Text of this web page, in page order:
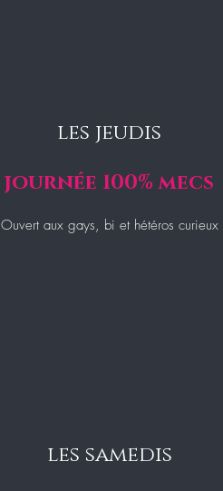
les jeudis
journée 100% mecs
Ouvert aux gays, bi et hétéros curieux
les samedis